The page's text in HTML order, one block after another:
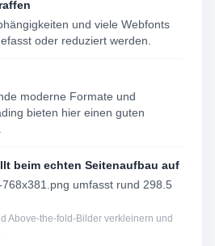
und viele Webfonts
oder reduziert werden.
moderne Formate und
bieten hier einen guten
beim echten Seitenaufbau auf
umfasst rund 298.5
Above-the-fold-Bilder verkleinern und